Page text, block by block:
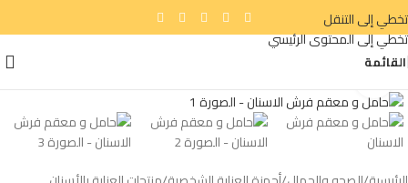
تخطي إلى التنقل
تخطي إلى المحتوى الرئيسي
القائمة